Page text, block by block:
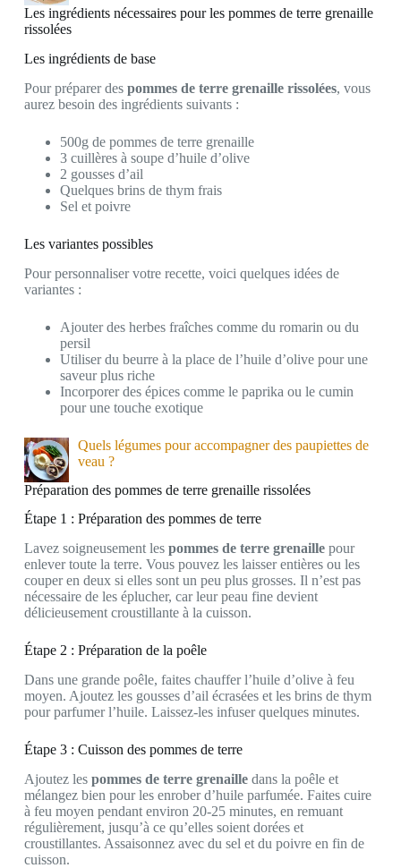
Les ingrédients nécessaires pour les pommes de terre grenaille
rissolées
Les ingrédients de base
Pour préparer des pommes de terre grenaille rissolées, vous
aurez besoin des ingrédients suivants :
500g de pommes de terre grenaille
3 cuillères à soupe d’huile d’olive
2 gousses d’ail
Quelques brins de thym frais
Sel et poivre
Les variantes possibles
Pour personnaliser votre recette, voici quelques idées de
variantes :
Ajouter des herbes fraîches comme du romarin ou du
persil
Utiliser du beurre à la place de l’huile d’olive pour une
saveur plus riche
Incorporer des épices comme le paprika ou le cumin
pour une touche exotique
Quels légumes pour accompagner des paupiettes de
veau ?
Préparation des pommes de terre grenaille rissolées
Étape 1 : Préparation des pommes de terre
Lavez soigneusement les pommes de terre grenaillepour
enlever toute la terre. Vous pouvez les laisser entières ou les
couper en deux si elles sont un peu plus grosses. Il n’est pas
nécessaire de les éplucher, car leur peau fine devient
délicieusement croustillante à la cuisson.
Étape 2 : Préparation de la poêle
Dans une grande poêle, faites chauffer l’huile d’olive à feu
moyen. Ajoutez les gousses d’ail écrasées et les brins de thym
pour parfumer l’huile. Laissez-les infuser quelques minutes.
Étape 3 : Cuisson des pommes de terre
Ajoutez les pommes de terre grenailledans la poêle et
mélangez bien pour les enrober d’huile parfumée. Faites cuire
à feu moyen pendant environ 20-25 minutes, en remuant
régulièrement, jusqu’à ce qu’elles soient dorées et
croustillantes. Assaisonnez avec du sel et du poivre en fin de
cuisson.